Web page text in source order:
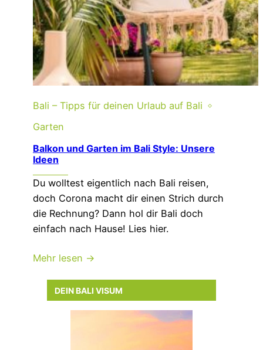
Bali – Tipps für deinen Urlaub auf Bali
Garten
Balkon und Garten im Bali Style: Unsere
Ideen
Du wolltest eigentlich nach Bali reisen,
doch Corona macht dir einen Strich durch
die Rechnung? Dann hol dir Bali doch
einfach nach Hause! Lies hier.
Mehr lesen →
DEIN BALI VISUM